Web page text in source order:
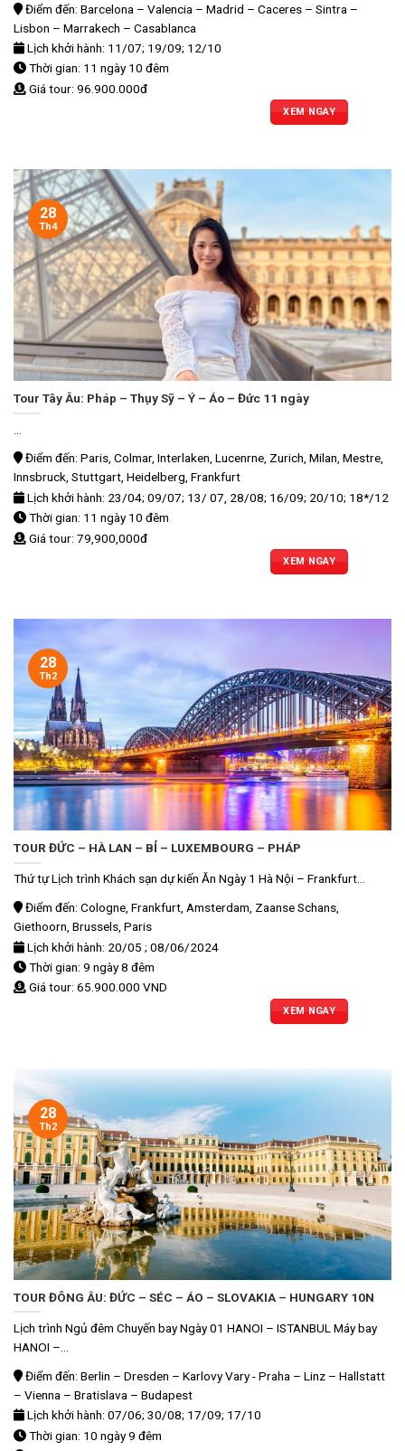
Điểm đến: Barcelona – Valencia – Madrid – Caceres – Sintra –
Lisbon – Marrakech – Casablanca
Lịch khởi hành: 11/07; 19/09; 12/10
Thời gian: 11 ngày 10 đêm
Giá tour: 96.900.000đ
XEM NGAY
Tour Tây Âu: Pháp – Thụy Sỹ – Ý – Áo – Đức 11 ngày
Điểm đến: Paris, Colmar, Interlaken, Lucenrne, Zurich, Milan, Mestre,
Innsbruck, Stuttgart, Heidelberg, Frankfurt
Lịch khởi hành: 23/04; 09/07; 13/ 07, 28/08; 16/09; 20/10; 18*/12
Thời gian: 11 ngày 10 đêm
Giá tour: 79,900,000đ
XEM NGAY
28
Th4
TOUR ĐỨC – HÀ LAN – BỈ – LUXEMBOURG – PHÁP
Thứ tự Lịch trình Khách sạn dự kiến Ăn Ngày 1 Hà Nội – Frankfurt...
Điểm đến: Cologne, Frankfurt, Amsterdam, Zaanse Schans,
Giethoorn, Brussels, Paris
Lịch khởi hành: 20/05 ; 08/06/2024
Thời gian: 9 ngày 8 đêm
Giá tour: 65.900.000 VND
XEM NGAY
28
Th2
TOUR ĐÔNG ÂU: ĐỨC – SÉC – ÁO – SLOVAKIA – HUNGARY 10N
Lịch trình Ngủ đêm Chuyến bay Ngày 01 HANOI – ISTANBUL Máy bay
HANOI –...
Điểm đến: Berlin – Dresden – Karlovy Vary - Praha – Linz – Hallstatt
– Vienna – Bratislava – Budapest
Lịch khởi hành: 07/06; 30/08; 17/09; 17/10
Thời gian: 10 ngày 9 đêm
28
Th2